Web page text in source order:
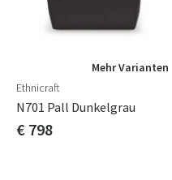
Mehr Varianten
Ethnicraft
N701 Pall Dunkelgrau
€ 798